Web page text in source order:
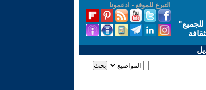
التبرع للموقع - ادعمونا
"